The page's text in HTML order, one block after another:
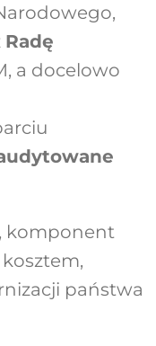
Radę
a docelowo
komponent
kosztem,
państwa